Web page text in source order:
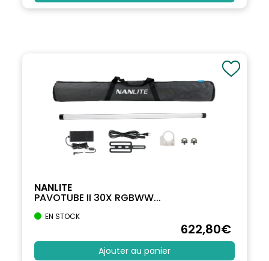
NANLITE
PAVOTUBE II 30X RGBWW...
EN STOCK
622,80€
Ajouter au panier